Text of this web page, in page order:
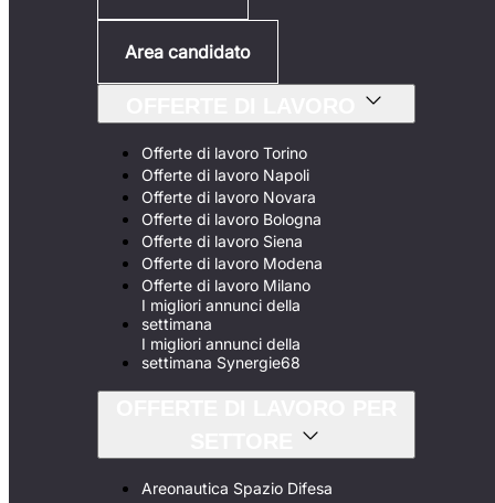
Area candidato
Offerte di lavoro Torino
Offerte di lavoro Napoli
Offerte di lavoro Novara
Offerte di lavoro Bologna
Offerte di lavoro Siena
Offerte di lavoro Modena
Offerte di lavoro Milano
I migliori annunci della
settimana
I migliori annunci della
settimana Synergie68
Areonautica Spazio Difesa